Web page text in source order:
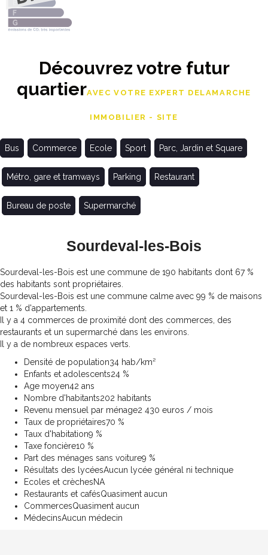
Découvrez votre futur
quartierAVEC VOTRE EXPERT DELAMARCHE
IMMOBILIER - SITE
Bus Commerce Ecole Sport Parc, Jardin et Square
Métro, gare et tramways Parking Restaurant
Bureau de poste Supermarché
Sourdeval-les-Bois
Sourdeval-les-Bois est une commune de 190 habitants dont 67 %
des habitants sont propriétaires.
Sourdeval-les-Bois est une commune calme avec 99 % de maisons
et 1 % d'appartements.
Il y a 4 commerces de proximité dont des commerces, des
restaurants et un supermarché dans les environs.
Il y a de nombreux espaces verts.
Densité de population34 hab/km²
Enfants et adolescents24 %
Age moyen42 ans
Nombre d'habitants202 habitants
Revenu mensuel par ménage2 430 euros / mois
Taux de propriétaires70 %
Taux d'habitation9 %
Taxe foncière10 %
Part des ménages sans voiture9 %
Résultats des lycéesAucun lycée général ni technique
Ecoles et crèchesNA
Restaurants et cafésQuasiment aucun
CommercesQuasiment aucun
MédecinsAucun médecin